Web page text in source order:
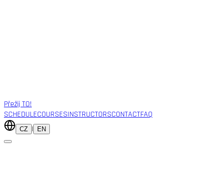
Přežij TO!
SCHEDULECOURSESINSTRUCTORSCONTACTFAQ
CZ | EN